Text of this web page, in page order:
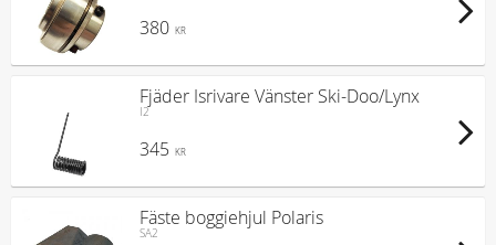
380 KR
Fjäder Isrivare Vänster Ski-Doo/Lynx
I2
345 KR
Fäste boggiehjul Polaris
SA2